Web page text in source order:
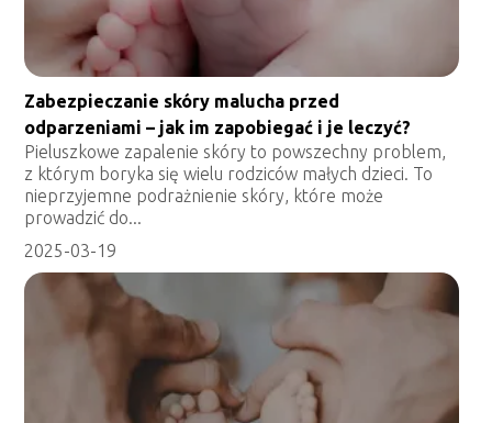
Zabezpieczanie skóry malucha przed
odparzeniami – jak im zapobiegać i je leczyć?
Pieluszkowe zapalenie skóry to powszechny problem,
z którym boryka się wielu rodziców małych dzieci. To
nieprzyjemne podrażnienie skóry, które może
prowadzić do...
2025-03-19